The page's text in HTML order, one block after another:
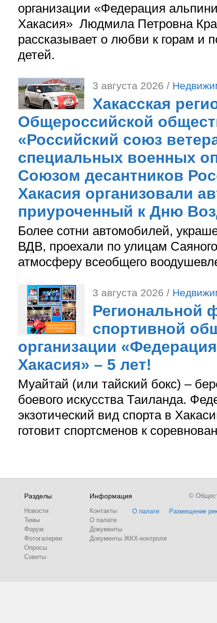
организации «Федерация
Хакасия» Людмила Петровна
рассказывает о любви к горам и
детей.
3 августа 2026 /
Хакасская
Общероссийской
«Российский союз
специальных военных
Союзом десантников
Хакасия организовали
приуроченный к Дню
Более сотни автомобилей,
ВДВ, проехали по улицам
атмосферу всеобщего
3 августа 2026 /
Региональной
спортивной
организации
Хакасия» – 5 лет!
Муайтай (или тайский бокс) –
боевого искусства Таиланда.
экзотический вид спорта в
готовит спортсменов к
Разделы
Новости
Темы
Форум
Фотогалереи
Опросы
Советы
Информация
Контакты
О палате
Документы
Документы ЖКХ-контроля
О палате Размещение
©